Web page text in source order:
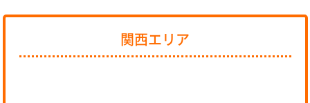
関西エリア